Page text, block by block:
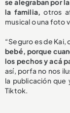
se alegraban por
la familia,otros
musical o una foto
“Seguro es de Kai,
bebé, porque
los pechos y acá
así, porfa no nos
la publicación que
Tiktok.